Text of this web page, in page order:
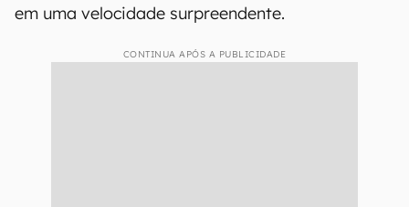
em uma velocidade surpreendente.
CONTINUA APÓS A PUBLICIDADE